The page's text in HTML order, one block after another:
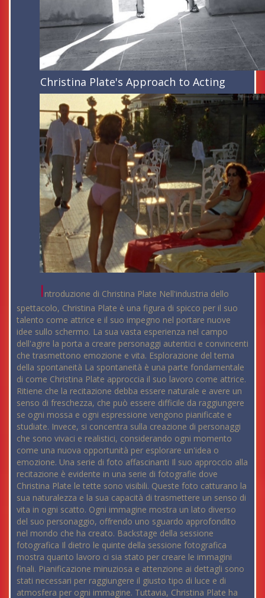
Christina Plate's Approach to Acting
Introduzione di Christina Plate Nell'industria dello
spettacolo, Christina Plate è una figura di spicco per il suo
talento come attrice e il suo impegno nel portare nuove
idee sullo schermo. La sua vasta esperienza nel campo
dell'agire la porta a creare personaggi autentici e convincenti
che trasmettono emozione e vita. Esplorazione del tema
della spontaneità La spontaneità è una parte fondamentale
di come Christina Plate approccia il suo lavoro come attrice.
Ritiene che la recitazione debba essere naturale e avere un
senso di freschezza, che può essere difficile da raggiungere
se ogni mossa e ogni espressione vengono pianificate e
studiate. Invece, si concentra sulla creazione di personaggi
che sono vivaci e realistici, considerando ogni momento
come una nuova opportunità per esplorare un'idea o
emozione. Una serie di foto affascinanti Il suo approccio alla
recitazione è evidente in una serie di fotografie dove
Christina Plate le tette sono visibili. Queste foto catturano la
sua naturalezza e la sua capacità di trasmettere un senso di
vita in ogni scatto. Ogni immagine mostra un lato diverso
del suo personaggio, offrendo uno sguardo approfondito
nel mondo che ha creato. Backstage della sessione
fotografica Il dietro le quinte della sessione fotografica
mostra quanto lavoro ci sia stato per creare le immagini
finali. Pianificazione minuziosa e attenzione ai dettagli sono
stati necessari per raggiungere il giusto tipo di luce e di
atmosfera per ogni immagine. Tuttavia, Christina Plate ha